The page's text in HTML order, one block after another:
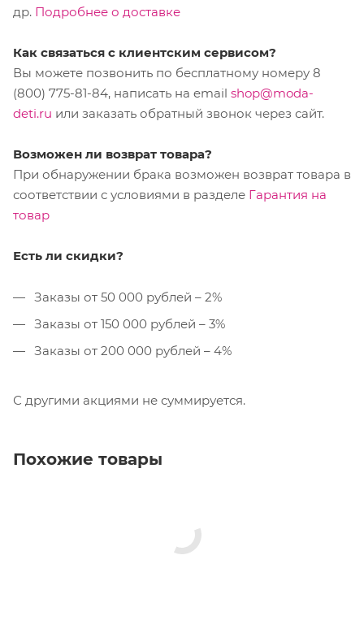
др. Подробнее о доставке
Как связаться с клиентским сервисом?
Вы можете позвонить по бесплатному номеру 8
(800) 775-81-84, написать на email shop@moda-
deti.ru или заказать обратный звонок через сайт.
Возможен ли возврат товара?
При обнаружении брака возможен возврат товара в
соответствии с условиями в разделе Гарантия на
товар
Есть ли скидки?
Заказы от 50 000 рублей – 2%
Заказы от 150 000 рублей – 3%
Заказы от 200 000 рублей – 4%
С другими акциями не суммируется.
Похожие товары